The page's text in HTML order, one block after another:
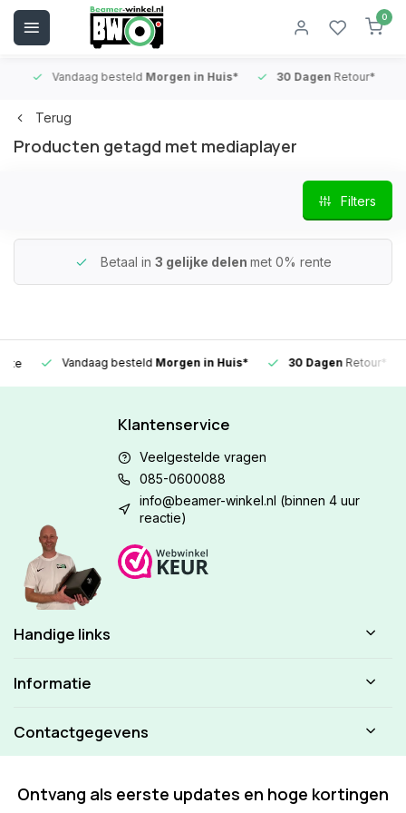
0
Vandaag besteldMorgen in Huis* 30 DagenRetour*
Terug
Producten getagd met mediaplayer
Filters
Betaal in 3 gelijke delen met 0% rente
Vandaag besteldMorgen in Huis* 30 DagenRetour*
Klantenservice
Veelgestelde vragen
085-0600088
info@beamer-winkel.nl (binnen 4 uur
reactie)
Handige links
Informatie
Contactgegevens
Ontvang als eerste updates en hoge kortingen